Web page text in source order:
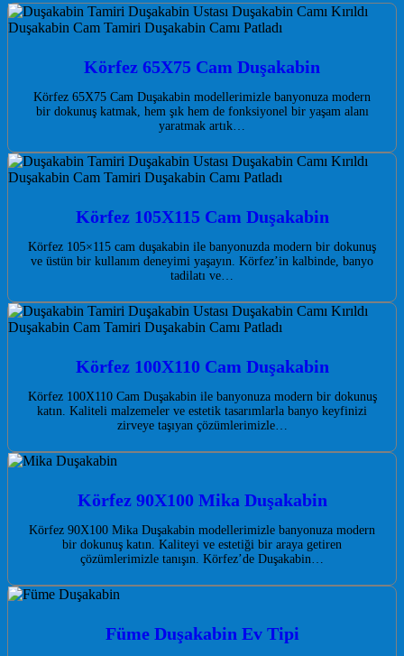
Körfez 65X75 Cam Duşakabin
Körfez 65X75 Cam Duşakabin modellerimizle banyonuza modern
bir dokunuş katmak, hem şık hem de fonksiyonel bir yaşam alanı
yaratmak artık…
Körfez 105X115 Cam Duşakabin
Körfez 105×115 cam duşakabin ile banyonuzda modern bir dokunuş
ve üstün bir kullanım deneyimi yaşayın. Körfez’in kalbinde, banyo
tadilatı ve…
Körfez 100X110 Cam Duşakabin
Körfez 100X110 Cam Duşakabin ile banyonuza modern bir dokunuş
katın. Kaliteli malzemeler ve estetik tasarımlarla banyo keyfinizi
zirveye taşıyan çözümlerimizle…
Körfez 90X100 Mika Duşakabin
Körfez 90X100 Mika Duşakabin modellerimizle banyonuza modern
bir dokunuş katın. Kaliteyi ve estetiği bir araya getiren
çözümlerimizle tanışın. Körfez’de Duşakabin…
Füme Duşakabin Ev Tipi